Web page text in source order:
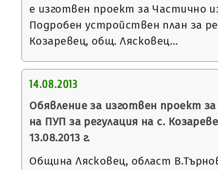
е изготвен проект за Частично
Подробен устройствен план за
Козаревец, общ. Лясковец…
14.08.2013
Обявление за изготвен проект
на ПУП за регулация на с.
13.08.2013 г.
Община Лясковец, област